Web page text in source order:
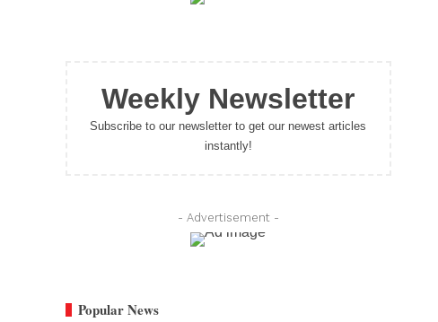
Weekly Newsletter
Subscribe to our newsletter to get our newest articles
instantly!
- Advertisement -
Popular News